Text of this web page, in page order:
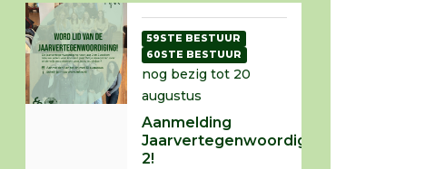
Aanmelding
Jaarvertegenwoordiging
2!
nog bezig tot 20
augustus
59STE BESTUUR
60STE BESTUUR